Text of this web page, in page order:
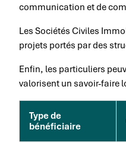
communication et de
Les Sociétés Civiles
projets portés par des
Enfin, les particuliers
valorisent un savoir-faire
Type de
bénéficiaire